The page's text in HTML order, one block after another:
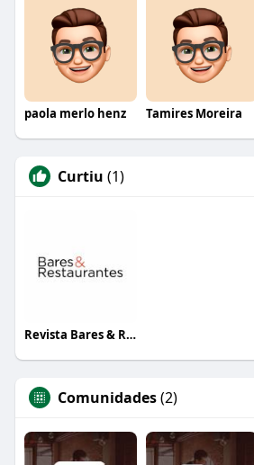
paola merlo henz Tamires Moreira
Curtiu (1)
Revista Bares & Restaurantes
Comunidades(2)